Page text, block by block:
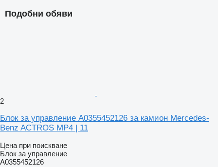
Подобни обяви
2
Блок за управление A0355452126 за камион Mercedes-
Benz ACTROS MP4 | 11
Цена при поискване
Блок за управление
A0355452126